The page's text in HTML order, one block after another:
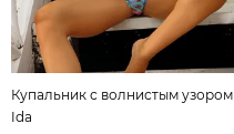
Купальник с волнистым узором
Ida